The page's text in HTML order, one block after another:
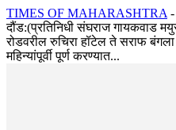
TIMES OF MAHARASHTRA -
दौंड:(प्रतिनिधी संघराज गायकवाड
रोडवरील रुचिरा हॉटेल ते सराफ
महिन्यांपूर्वी पूर्ण करण्यात...